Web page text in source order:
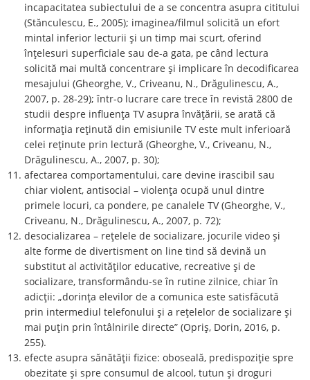
incapacitatea subiectului de a se concentra asupra cititului
(Stănculescu, E., 2005); imaginea/filmul solicită un efort
mintal inferior lecturii și un timp mai scurt, oferind
înțelesuri superficiale sau de-a gata, pe când lectura
solicită mai multă concentrare și implicare în decodificarea
mesajului (Gheorghe, V., Criveanu, N., Drăgulinescu, A.,
2007, p. 28-29); într-o lucrare care trece în revistă 2800 de
studii despre influența TV asupra învățării, se arată că
informația reținută din emisiunile TV este mult inferioară
celei reținute prin lectură (Gheorghe, V., Criveanu, N.,
Drăgulinescu, A., 2007, p. 30);
afectarea comportamentului, care devine irascibil sau
chiar violent, antisocial – violența ocupă unul dintre
primele locuri, ca pondere, pe canalele TV (Gheorghe, V.,
Criveanu, N., Drăgulinescu, A., 2007, p. 72);
desocializarea – rețelele de socializare, jocurile video și
alte forme de divertisment on line tind să devină un
substitut al activităților educative, recreative și de
socializare, transformându-se în rutine zilnice, chiar în
adicții: „dorinţa elevilor de a comunica este satisfăcută
prin intermediul telefonului şi a reţelelor de socializare şi
mai puţin prin întâlnirile directe” (Opriş, Dorin, 2016, p.
255).
efecte asupra sănătății fizice: oboseală, predispoziție spre
obezitate și spre consumul de alcool, tutun şi droguri